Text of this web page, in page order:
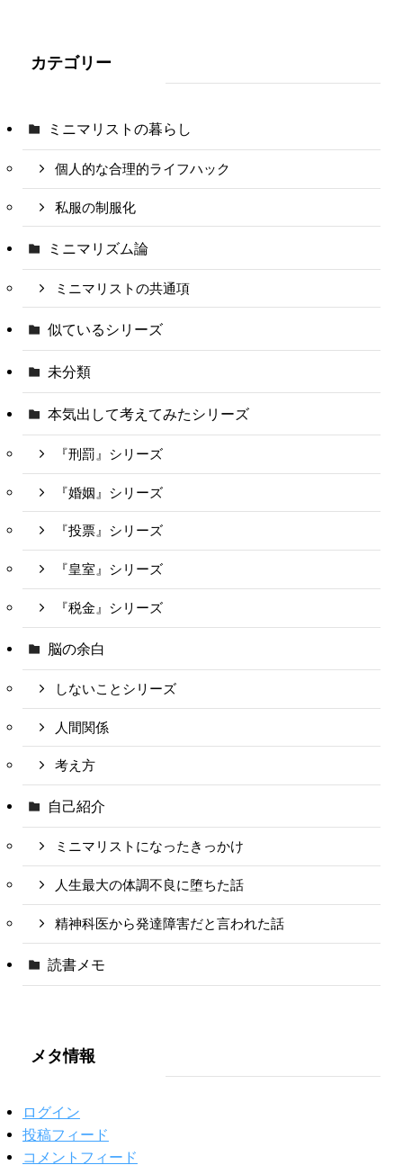
カテゴリー
ミニマリストの暮らし
個人的な合理的ライフハック
私服の制服化
ミニマリズム論
ミニマリストの共通項
似ているシリーズ
未分類
本気出して考えてみたシリーズ
『刑罰』シリーズ
『婚姻』シリーズ
『投票』シリーズ
『皇室』シリーズ
『税金』シリーズ
脳の余白
しないことシリーズ
人間関係
考え方
自己紹介
ミニマリストになったきっかけ
人生最大の体調不良に堕ちた話
精神科医から発達障害だと言われた話
読書メモ
メタ情報
ログイン
投稿フィード
コメントフィード